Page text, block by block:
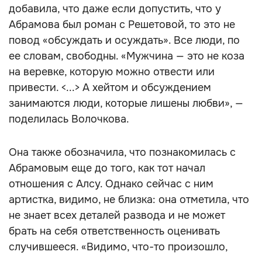
добавила, что даже если допустить, что у
Абрамова был роман с Решетовой, то это не
повод «обсуждать и осуждать». Все люди, по
ее словам, свободны. «Мужчина — это не коза
на веревке, которую можно отвести или
привести. <...> А хейтом и обсуждением
занимаются люди, которые лишены любви», —
поделилась Волочкова.
Она также обозначила, что познакомилась с
Абрамовым еще до того, как тот начал
отношения с Алсу. Однако сейчас с ним
артистка, видимо, не близка: она отметила, что
не знает всех деталей развода и не может
брать на себя ответственность оценивать
случившееся. «Видимо, что-то произошло,